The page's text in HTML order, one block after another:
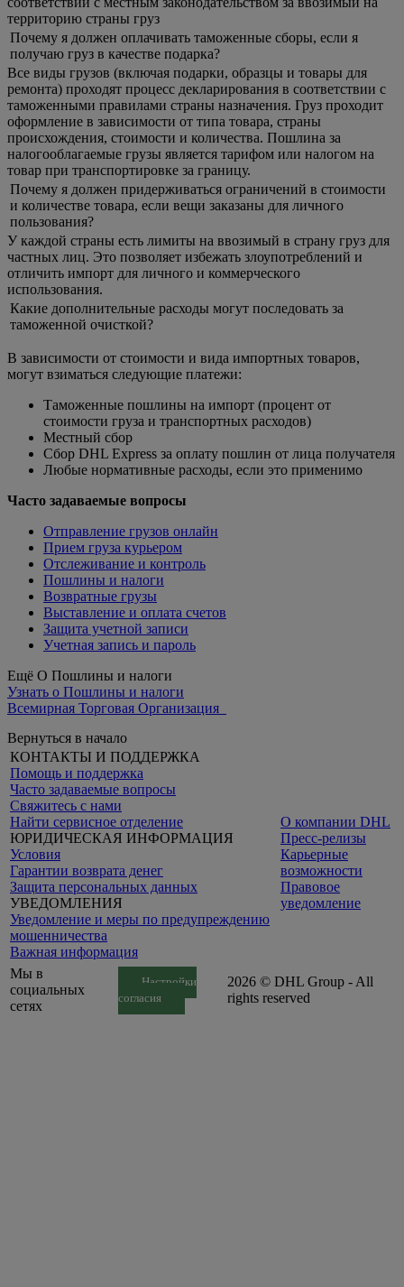
территорию страны груз
Почему я должен оплачивать таможенные сборы, если я
получаю груз в качестве подарка?
Все виды грузов (включая подарки, образцы и товары для
ремонта) проходят процесс декларирования в соответствии с
таможенными правилами страны назначения. Груз проходит
оформление в зависимости от типа товара, страны
происхождения, стоимости и количества. Пошлина за
налогооблагаемые грузы является тарифом или налогом на
товар при транспортировке за границу.
Почему я должен придерживаться ограничений в стоимости
и количестве товара, если вещи заказаны для личного
пользования?
У каждой страны есть лимиты на ввозимый в страну груз для
частных лиц. Это позволяет избежать злоупотреблений и
отличить импорт для личного и коммерческого
использования.
Какие дополнительные расходы могут последовать за
таможенной очисткой?
В зависимости от стоимости и вида импортных товаров,
могут взиматься следующие платежи:
Таможенные пошлины на импорт (процент от
стоимости груза и транспортных расходов)
Местный сбор
Сбор DHL Express за оплату пошлин от лица получателя
Любые нормативные расходы, если это применимо
Часто задаваемые вопросы
Отправление грузов онлайн
Прием груза курьером
Отслеживание и контроль
Пошлины и налоги
Возвратные грузы
Выставление и оплата счетов
Защита учетной записи
Учетная запись и пароль
Ещё О Пошлины и налоги
Узнать о Пошлины и налоги
Всемирная Торговая Организация
Вернуться в начало
КОНТАКТЫ И ПОДДЕРЖКА
Помощь и поддержка
Часто задаваемые вопросы
Свяжитесь с нами
Найти сервисное отделение
ЮРИДИЧЕСКАЯ ИНФОРМАЦИЯ
Условия
Гарантии возврата денег
Защита персональных данных
УВЕДОМЛЕНИЯ
Уведомление и меры по предупреждению
мошенничества
Важная информация
О компании DHL
Пресс-релизы
Карьерные
возможности
Правовое
уведомление
Мы в
социальных
сетях
Настройки
согласия
2026 © DHL Group - All
rights reserved